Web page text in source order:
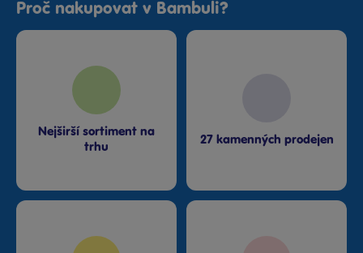
Proč nakupovat v Bambuli?
Nejširší sortiment na
trhu
27 kamenných prodejen